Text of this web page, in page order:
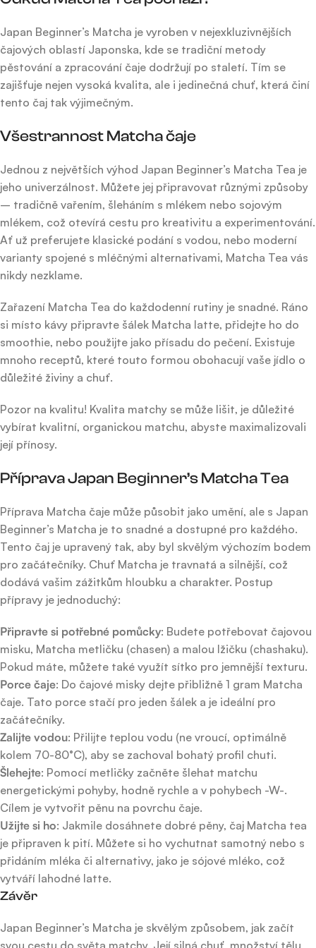
Japan Beginner’s Matcha je vyroben v nejexkluzivnějších
čajových oblastí Japonska, kde se tradiční metody
pěstování a zpracování čaje dodržují po staletí. Tím se
zajišťuje nejen vysoká kvalita, ale i jedinečná chuť, která činí
tento čaj tak výjimečným.
Všestrannost Matcha čaje
Jednou z největších výhod Japan Beginner’s Matcha Tea je
jeho univerzálnost. Můžete jej připravovat různými způsoby
– tradičně vařením, šleháním s mlékem nebo sojovým
mlékem, což otevírá cestu pro kreativitu a experimentování.
Ať už preferujete klasické podání s vodou, nebo moderní
varianty spojené s mléčnými alternativami, Matcha Tea vás
nikdy nezklame.
Zařazení Matcha Tea do každodenní rutiny je snadné. Ráno
si místo kávy připravte šálek Matcha latte, přidejte ho do
smoothie, nebo použijte jako přísadu do pečení. Existuje
mnoho receptů, které touto formou obohacují vaše jídlo o
důležité živiny a chuť.
Pozor na kvalitu! Kvalita matchy se může lišit, je důležité
vybírat kvalitní, organickou matchu, abyste maximalizovali
její přínosy.
Příprava Japan Beginner’s Matcha Tea
Příprava Matcha čaje může působit jako umění, ale s Japan
Beginner’s Matcha je to snadné a dostupné pro každého.
Tento čaj je upravený tak, aby byl skvělým výchozím bodem
pro začátečníky. Chuť Matcha je travnatá a silnější, což
dodává vašim zážitkům hloubku a charakter. Postup
přípravy je jednoduchý:
Připravte si potřebné pomůcky: Budete potřebovat čajovou
misku, Matcha metličku (chasen) a malou lžičku (chashaku).
Pokud máte, můžete také využít sítko pro jemnější texturu.
Porce čaje: Do čajové misky dejte přibližně 1 gram Matcha
čaje. Tato porce stačí pro jeden šálek a je ideální pro
začátečníky.
Zalijte vodou: Přilijte teplou vodu (ne vroucí, optimálně
kolem 70-80°C), aby se zachoval bohatý profil chuti.
Šlehejte: Pomocí metličky začněte šlehat matchu
energetickými pohyby, hodně rychle a v pohybech -W-.
Cílem je vytvořit pěnu na povrchu čaje.
Užijte si ho: Jakmile dosáhnete dobré pěny, čaj Matcha tea
je připraven k pití. Můžete si ho vychutnat samotný nebo s
přidáním mléka či alternativy, jako je sójové mléko, což
vytváří lahodné latte.
Závěr
Japan Beginner’s Matcha je skvělým způsobem, jak začít
svou cestu do světa matchy. Její silná chuť, množství tělu